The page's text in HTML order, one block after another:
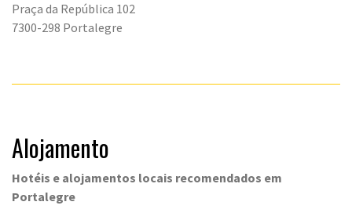
Praça da República 102
7300-298 Portalegre
Alojamento
Hotéis e alojamentos locais recomendados em
Portalegre